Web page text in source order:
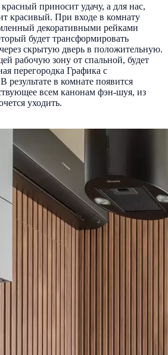
приносит удачу, а для нас,
красивый. При входе в комнату
декоративными рейками
будет трансформировать
скрытую дверь в положительную.
рабочую зону от спальной, будет
перегородка Графика с
результате в комнате появится
всем канонам фэн-шуя, из
уходить.